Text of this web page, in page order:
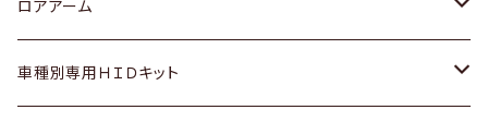
ダイハツ
マツダ
日産
ダイハツ
スズキ
日産
ホンダ
スズキ
トヨタ
ホンダ
ロアアーム
ホンダ
車種別専用ＨＩＤキット